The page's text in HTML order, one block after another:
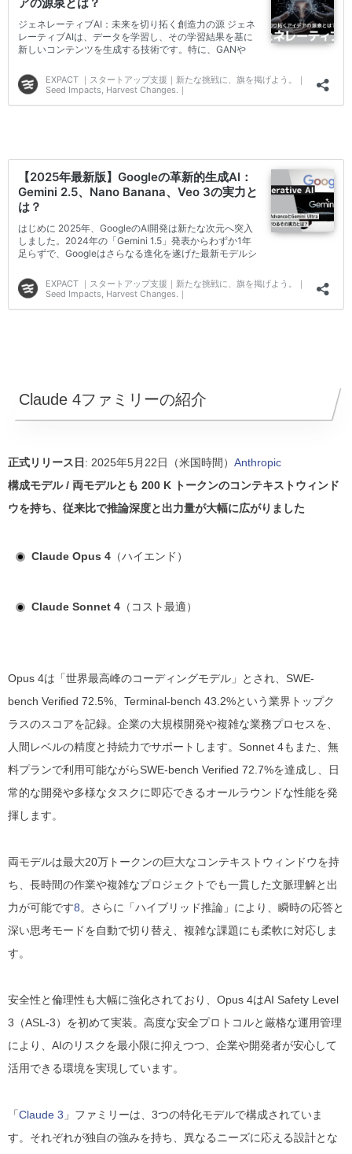
Claude 4ファミリーの紹介
正式リリース日: 2025年5月22日（米国時間） Anthropic
構成モデル / 両モデルとも 200 K トークンのコンテキストウィンド
ウを持ち、従来比で推論深度と出力量が大幅に広がりました
Claude Opus 4 （ハイエンド）
Claude Sonnet 4 （コスト最適）
Opus 4は「世界最高峰のコーディングモデル」とされ、SWE-
bench Verified 72.5%、Terminal-bench 43.2%という業界トップク
ラスのスコアを記録。企業の大規模開発や複雑な業務プロセスを、
人間レベルの精度と持続力でサポートします。Sonnet 4もまた、無
料プランで利用可能ながらSWE-bench Verified 72.7%を達成し、日
常的な開発や多様なタスクに即応できるオールラウンドな性能を発
揮します。
両モデルは最大20万トークンの巨大なコンテキストウィンドウを持
ち、長時間の作業や複雑なプロジェクトでも一貫した文脈理解と出
力が可能です8。さらに「ハイブリッド推論」により、瞬時の応答と
深い思考モードを自動で切り替え、複雑な課題にも柔軟に対応しま
す。
安全性と倫理性も大幅に強化されており、Opus 4はAI Safety Level
3（ASL-3）を初めて実装。高度な安全プロトコルと厳格な運用管理
により、AIのリスクを最小限に抑えつつ、企業や開発者が安心して
活用できる環境を実現しています。
「Claude 3 」ファミリーは、3つの特化モデルで構成されていま
す。それぞれが独自の強みを持ち、異なるニーズに応える設計とな